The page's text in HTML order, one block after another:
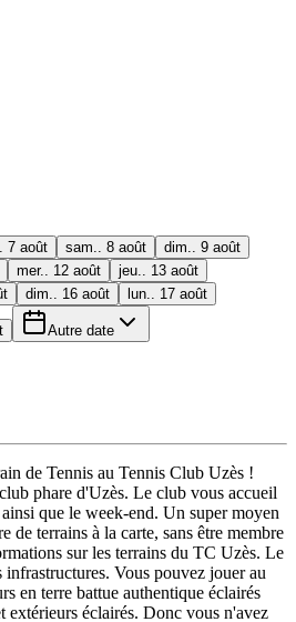
7 août sam.. 8 août
dim.. 9 août
mer.. 12 août
jeu.. 13 août
dim.. 16 août lun.. 17 août
Autre date
de Tennis au Tennis Club Uzès !
phare d'Uzès. Le club vous accueil
que le week-end. Un super moyen
de terrains à la carte, sans être membre
sur les terrains du TC Uzès. Le
Vous pouvez jouer au
en terre battue authentique éclairés
extérieurs éclairés. Donc vous n'avez